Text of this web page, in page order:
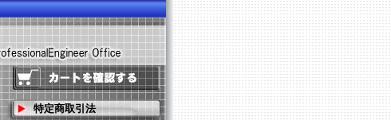
特定商取引法